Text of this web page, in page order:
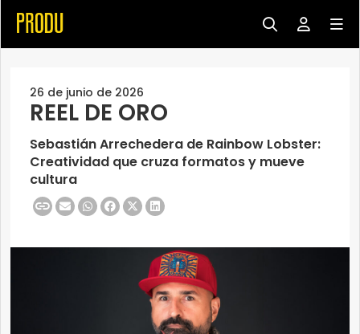
26 de junio de 2026
REEL DE ORO
Sebastián Arrechedera de Rainbow Lobster:
Creatividad que cruza formatos y mueve
cultura